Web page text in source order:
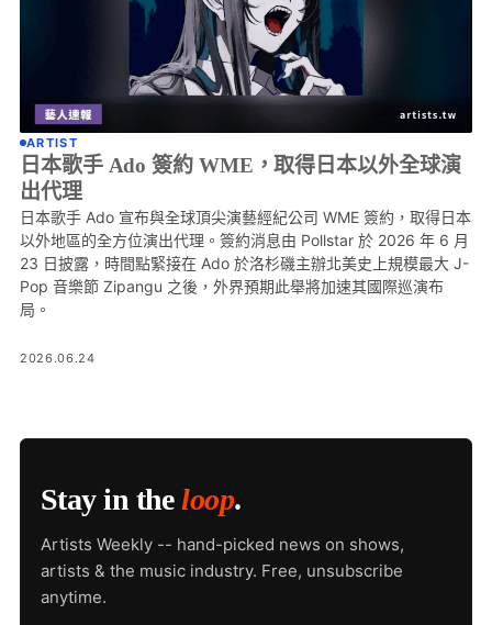
ARTIST
日本歌手 Ado 簽約 WME，取得日本以外全球演
出代理
日本歌手 Ado 宣布與全球頂尖演藝經紀公司 WME 簽約，取得日本
以外地區的全方位演出代理。簽約消息由 Pollstar 於 2026 年 6 月
23 日披露，時間點緊接在 Ado 於洛杉磯主辦北美史上規模最大 J-
Pop 音樂節 Zipangu 之後，外界預期此舉將加速其國際巡演布
局。
2026.06.24
Stay in theloop.
Artists Weekly -- hand-picked news on shows,
artists & the music industry. Free, unsubscribe
anytime.